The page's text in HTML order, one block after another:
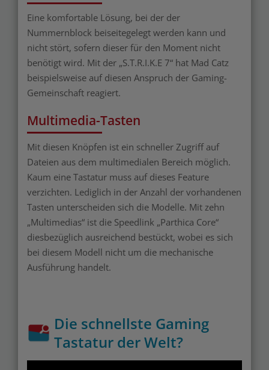
Eine komfortable Lösung, bei der der
Nummernblock beiseitegelegt werden kann und
nicht stört, sofern dieser für den Moment nicht
benötigt wird. Mit der „S.T.R.I.K.E 7“ hat Mad Catz
beispielsweise auf diesen Anspruch der Gaming-
Gemeinschaft reagiert.
Multimedia-Tasten
Mit diesen Knöpfen ist ein schneller Zugriff auf
Dateien aus dem multimedialen Bereich möglich.
Kaum eine Tastatur muss auf dieses Feature
verzichten. Lediglich in der Anzahl der vorhandenen
Tasten unterscheiden sich die Modelle. Mit zehn
„Multimedias“ ist die Speedlink „Parthica Core“
diesbezüglich ausreichend bestückt, wobei es sich
bei diesem Modell nicht um die mechanische
Ausführung handelt.
Die schnellste Gaming
Tastatur der Welt?